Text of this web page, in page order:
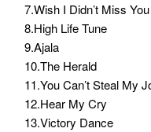
7.Wish I Didn’t Miss
8.High Life Tune
9.Ajala
10.The Herald
11.You Can’t Steal My
12.Hear My Cry
13.Victory Dance